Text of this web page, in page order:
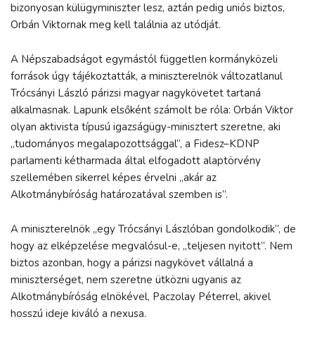
bizonyosan külügyminiszter lesz, aztán pedig uniós biztos,
Orbán Viktornak meg kell találnia az utódját.
A Népszabadságot egymástól független kormányközeli
források úgy tájékoztatták, a miniszterelnök változatlanul
Trócsányi László párizsi magyar nagykövetet tartaná
alkalmasnak. Lapunk elsőként számolt be róla: Orbán Viktor
olyan aktivista típusú igazságügy-minisztert szeretne, aki
„tudományos megalapozottsággal”, a Fidesz–KDNP
parlamenti kétharmada által elfogadott alaptörvény
szellemében sikerrel képes érvelni „akár az
Alkotmánybíróság határozatával szemben is”.
A miniszterelnök „egy Trócsányi Lászlóban gondolkodik”, de
hogy az elképzelése megvalósul-e, „teljesen nyitott”. Nem
biztos azonban, hogy a párizsi nagykövet vállalná a
miniszterséget, nem szeretne ütközni ugyanis az
Alkotmánybíróság elnökével, Paczolay Péterrel, akivel
hosszú ideje kiváló a nexusa.